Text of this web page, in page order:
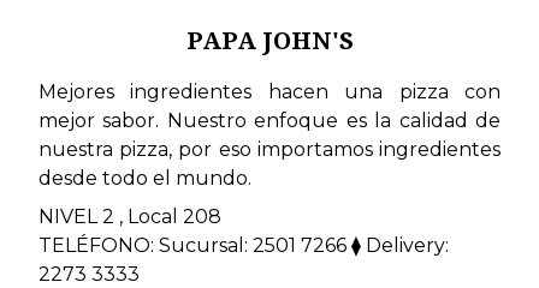
PAPA JOHN'S
Mejores ingredientes hacen una pizza con
mejor sabor. Nuestro enfoque es la calidad de
nuestra pizza, por eso importamos ingredientes
desde todo el mundo.
NIVEL 2 , Local 208
TELÉFONO: Sucursal: 2501 7266 ⧫ Delivery:
2273 3333